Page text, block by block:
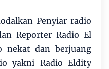
Penyiar radio
Reporter Radio El
nekat dan berjuang
yakni Radio Eldity